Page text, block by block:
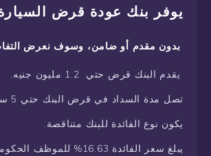
يوفر بنك عودة قرض
بدون مقدم أو ضامن، وسوف نعرض
يقدم البنك قرض حتي 1.2 مليون جنيه.
تصل مدة السداد في قرض البنك حتي 5 سنوات.
يكون نوع الفائدة للبنك متناقصة.
يبلغ سعر الفائدة 16.63% للموظف الحكومي.